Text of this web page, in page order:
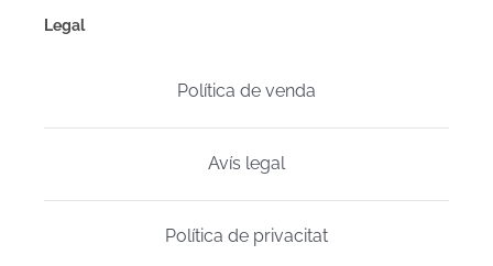
Legal
Política de venda
Avís legal
Política de privacitat